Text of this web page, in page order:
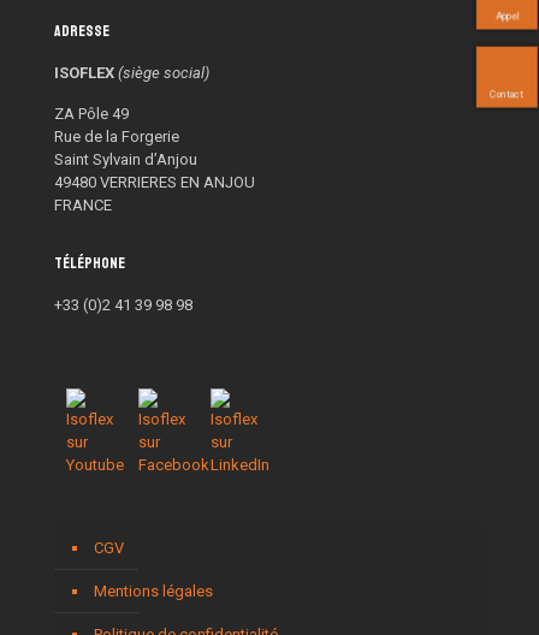
Adresse
ISOFLEX (siège social)
ZA Pôle 49
Rue de la Forgerie
Saint Sylvain d’Anjou
49480 VERRIERES EN ANJOU
FRANCE
Téléphone
+33 (0)2 41 39 98 98
CGV
Mentions légales
Appel
Contact